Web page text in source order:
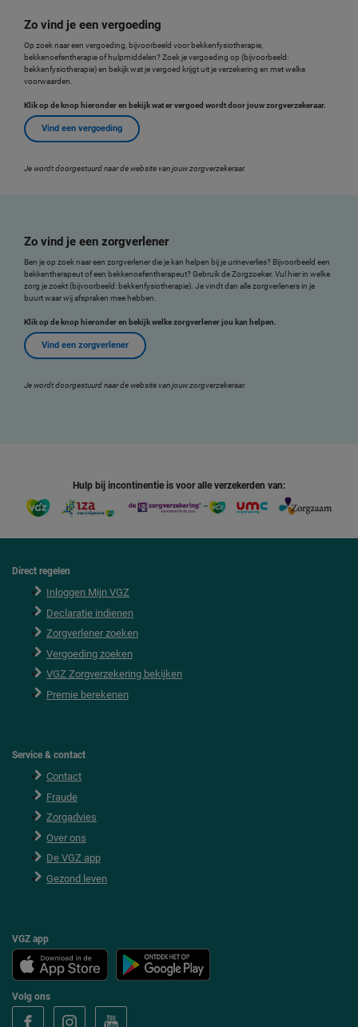
Zo vind je een vergoeding
Op zoek naar een vergoeding, bijvoorbeeld voor bekkenfysiotherapie,
bekkenoefentherapie of hulpmiddelen? Zoek je vergoeding op (bijvoorbeeld:
bekkenfysiotherapie) en bekijk wat je vergoed krijgt uit je verzekering en met welke
voorwaarden.
Klik op de knop hieronder en bekijk wat er vergoed wordt door jouw zorgverzekeraar.
Vind een vergoeding
Je wordt doorgestuurd naar de website van jouw zorgverzekeraar.
Zo vind je een zorgverlener
Ben je op zoek naar een zorgverlener die je kan helpen bij je urineverlies? Bijvoorbeeld een
bekkentherapeut of een bekkenoefentherapeut? Gebruik de Zorgzoeker. Vul hier in welke
zorg je zoekt (bijvoorbeeld: bekkenfysiotherapie). Je vindt dan alle zorgverleners in je
buurt waar wij afspraken mee hebben.
Klik op de knop hieronder en bekijk welke zorgverlener jou kan helpen.
Vind een zorgverlener
Je wordt doorgestuurd naar de website van jouw zorgverzekeraar.
Hulp bij incontinentie is voor alle verzekerden van:
Direct regelen
Inloggen Mijn VGZ
Declaratie indienen
Zorgverlener zoeken
Vergoeding zoeken
VGZ Zorgverzekering bekijken
Premie berekenen
Service & contact
Contact
Fraude
Zorgadvies
Over ons
De VGZ app
Gezond leven
VGZ app
Volg ons